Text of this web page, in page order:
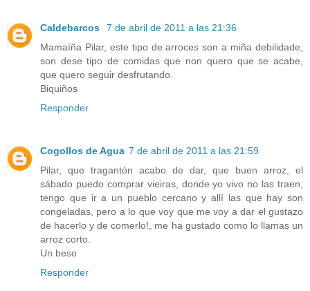
Caldebarcos
7 de abril de 2011 a las 21:36
Mamaíña Pilar, este tipo de arroces son a miña debilidade,
son dese tipo de comidas que non quero que se acabe,
que quero seguir desfrutando.
Biquiños
Responder
Cogollos de Agua 7 de abril de 2011 a las 21:59
Pilar, que tragantón acabo de dar, que buen arroz, el
sábado puedo comprar vieiras, donde yo vivo no las traen,
tengo que ir a un pueblo cercano y allí las que hay son
congeladas, pero a lo que voy que me voy a dar el gustazo
de hacerlo y de comerlo!, me ha gustado como lo llamas un
arroz corto.
Un beso
Responder